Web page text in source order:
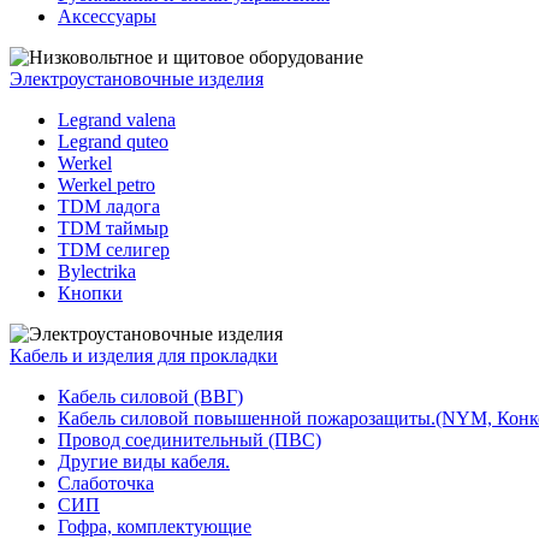
Аксессуары
Электроустановочные изделия
Legrand valena
Legrand quteo
Werkel
Werkel petro
TDM ладога
TDM таймыр
TDM селигер
Bylectrika
Кнопки
Кабель и изделия для прокладки
Кабель силовой (ВВГ)
Кабель силовой повышенной пожарозащиты.(NYM,
Провод соединительный (ПВС)
Другие виды кабеля.
Слаботочка
СИП
Гофра, комплектующие